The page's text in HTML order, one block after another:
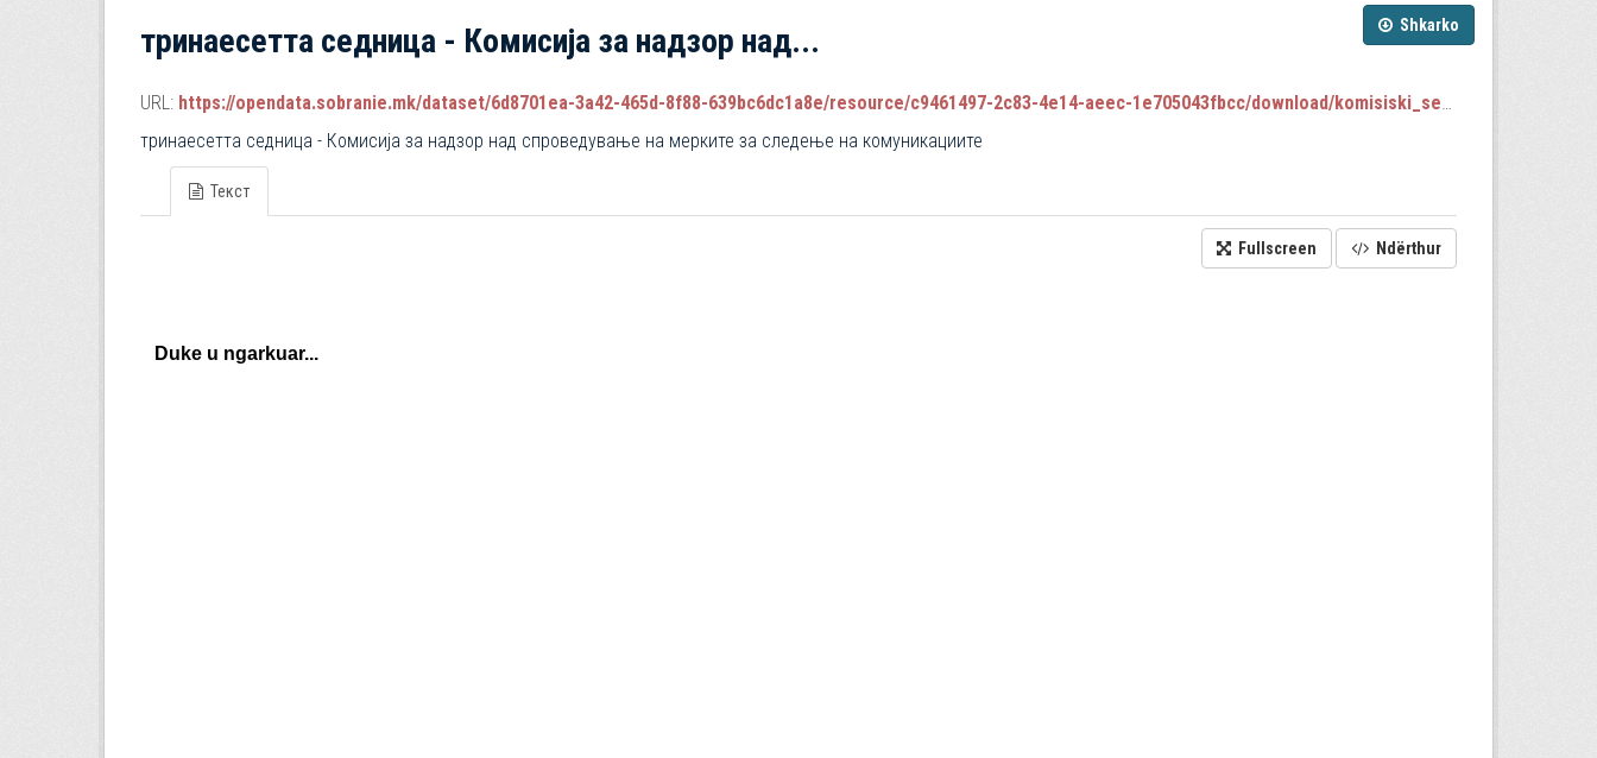
Shkarko
тринаесетта седница - Комисија за надзор над...
URL: https://opendata.sobranie.mk/dataset/6d8701ea-3a42-465d-8f88-639bc6dc1a8e/resource/c9461497-2c83-4e14-aeec-1e705043fbcc/download/komisiski_sednici.json
тринаесетта седница - Комисија за надзор над спроведување на мерките за следење на комуникациите
Текст
Fullscreen Ndërthur